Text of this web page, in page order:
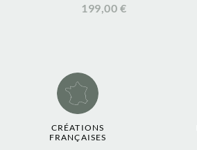
199,00 €
CRÉATIONS
FRANÇAISES